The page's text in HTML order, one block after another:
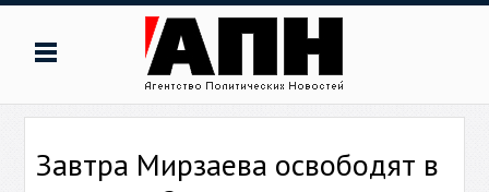
Завтра Мирзаева освободят в